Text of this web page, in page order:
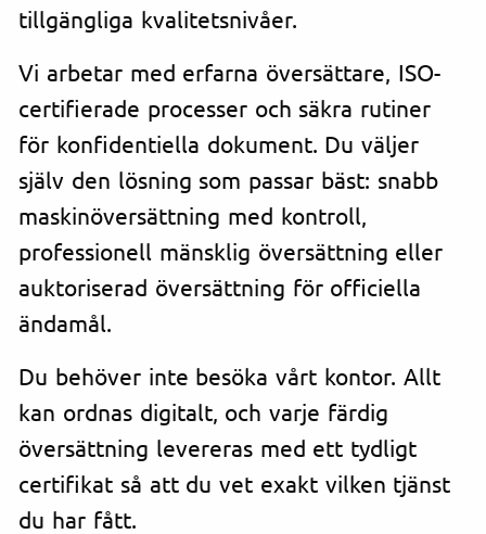
tillgängliga kvalitetsnivåer.
Vi arbetar med erfarna översättare, ISO-
certifierade processer och säkra rutiner
för konfidentiella dokument. Du väljer
själv den lösning som passar bäst: snabb
maskinöversättning med kontroll,
professionell mänsklig översättning eller
auktoriserad översättning för officiella
ändamål.
Du behöver inte besöka vårt kontor. Allt
kan ordnas digitalt, och varje färdig
översättning levereras med ett tydligt
certifikat så att du vet exakt vilken tjänst
du har fått.